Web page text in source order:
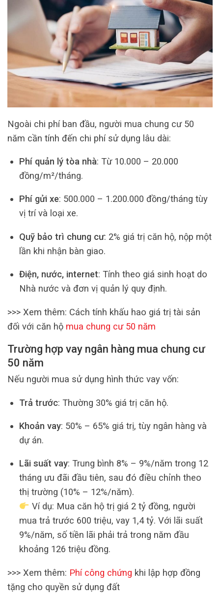
Ngoài chi phí ban đầu, người mua chung cư 50
năm cần tính đến chi phí sử dụng lâu dài:
Phí quản lý tòa nhà: Từ 10.000 – 20.000
đồng/m²/tháng.
Phí gửi xe: 500.000 – 1.200.000 đồng/tháng tùy
vị trí và loại xe.
Quỹ bảo trì chung cư: 2% giá trị căn hộ, nộp một
lần khi nhận bàn giao.
Điện, nước, internet: Tính theo giá sinh hoạt do
Nhà nước và đơn vị quản lý quy định.
>>> Xem thêm: Cách tính khấu hao giá trị tài sản
đối với căn hộ mua chung cư 50 năm
Trường hợp vay ngân hàng mua chung cư
50 năm
Nếu người mua sử dụng hình thức vay vốn:
Trả trước: Thường 30% giá trị căn hộ.
Khoản vay: 50% – 65% giá trị, tùy ngân hàng và
dự án.
Lãi suất vay: Trung bình 8% – 9%/năm trong 12
tháng ưu đãi đầu tiên, sau đó điều chỉnh theo
thị trường (10% – 12%/năm).
Ví dụ: Mua căn hộ trị giá 2 tỷ đồng, người
mua trả trước 600 triệu, vay 1,4 tỷ. Với lãi suất
9%/năm, số tiền lãi phải trả trong năm đầu
khoảng 126 triệu đồng.
>>> Xem thêm: Phí công chứng khi lập hợp đồng
tặng cho quyền sử dụng đất